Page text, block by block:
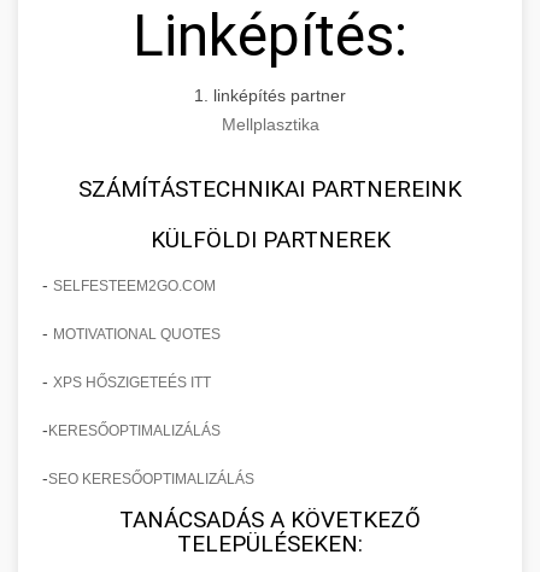
Linképítés:
1. linképítés partner
Mellplasztika
SZÁMÍTÁSTECHNIKAI PARTNEREINK
KÜLFÖLDI PARTNEREK
- SELFESTEEM2GO.COM
- MOTIVATIONAL QUOTES
- XPS HŐSZIGETEÉS ITT
- KERESŐOPTIMALIZÁLÁS
-SEO KERESŐOPTIMALIZÁLÁS
TANÁCSADÁS A KÖVETKEZŐ
TELEPÜLÉSEKEN: